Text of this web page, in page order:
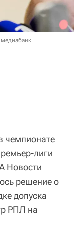
чемпионате
лиги
Новости
решение о
допуска
РПЛ на